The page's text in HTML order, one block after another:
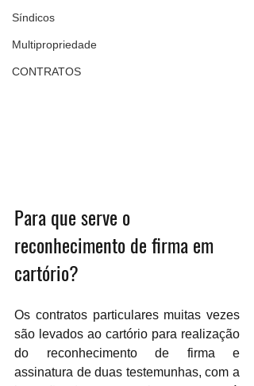
Síndicos
Multipropriedade
CONTRATOS
Para que serve o
reconhecimento de firma em
cartório?
Os contratos particulares muitas vezes
são levados ao cartório para realização
do reconhecimento de firma e
assinatura de duas testemunhas, com a